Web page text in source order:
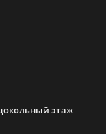
этаж